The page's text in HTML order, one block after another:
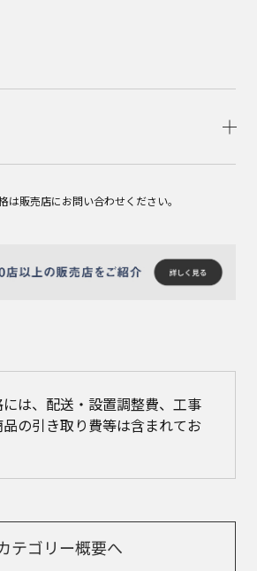
販売店にお問い合わせください。
は、配送・設置調整費、工事
の引き取り費等は含まれてお
テゴリー概要へ